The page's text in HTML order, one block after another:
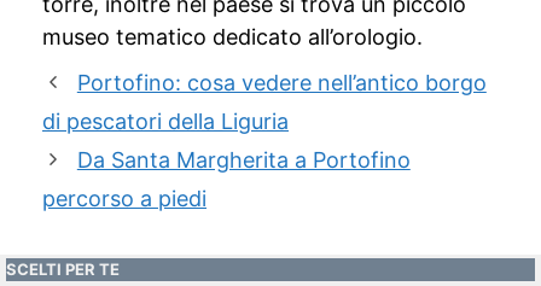
museo tematico dedicato all’orologio.
Portofino: cosa vedere nell’antico borgo
di pescatori della Liguria
Da Santa Margherita a Portofino
percorso a piedi
SCELTI PER TE